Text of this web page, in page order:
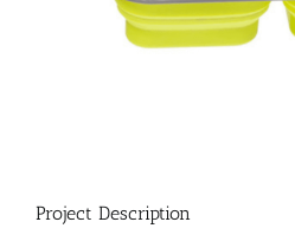
Project Description